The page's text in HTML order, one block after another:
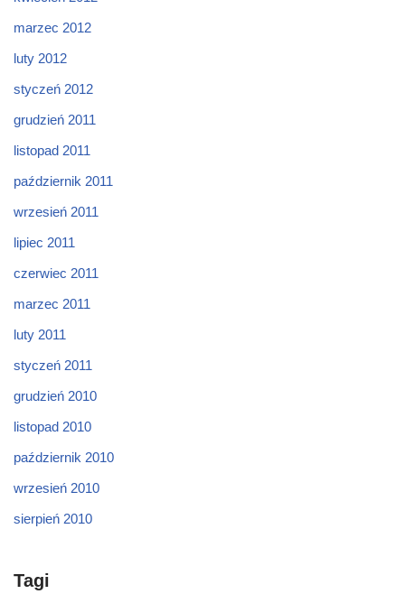
marzec 2012
luty 2012
styczeń 2012
grudzień 2011
listopad 2011
październik 2011
wrzesień 2011
lipiec 2011
czerwiec 2011
marzec 2011
luty 2011
styczeń 2011
grudzień 2010
listopad 2010
październik 2010
wrzesień 2010
sierpień 2010
Tagi